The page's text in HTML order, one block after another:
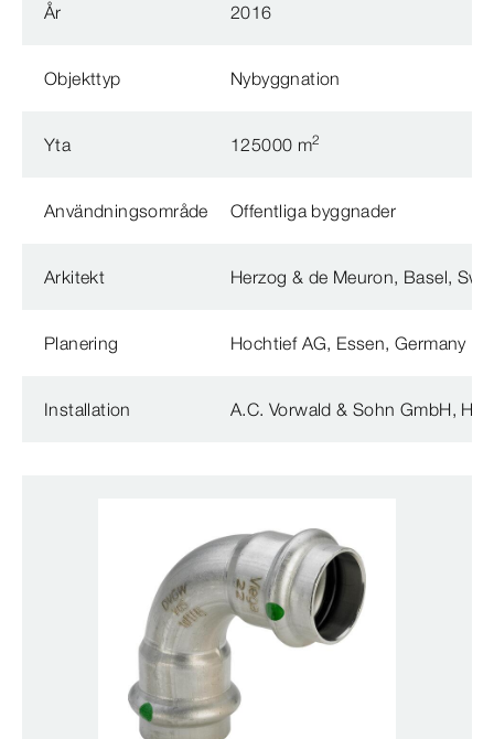
År 2016
Objekttyp Nybyggnation
Yta 125000 m2
Användningsområde Offentliga byggnader
Arkitekt Herzog & de Meuron, Basel,
Planering Hochtief AG, Essen, Germany
Installation A.C. Vorwald & Sohn GmbH,